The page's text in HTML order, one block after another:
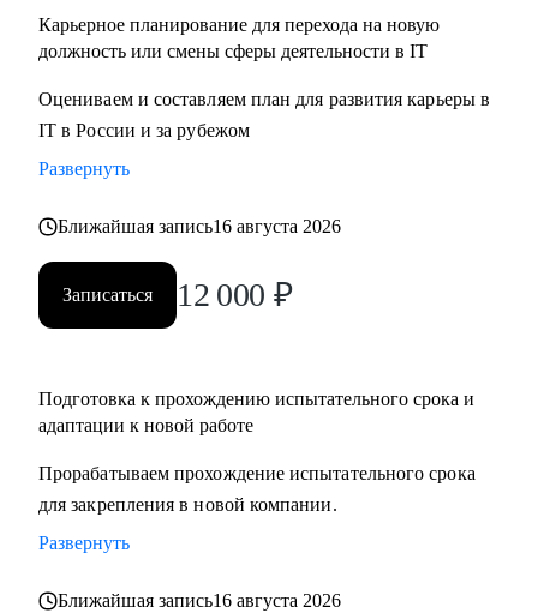
Карьерное планирование для перехода на новую
должность или смены сферы деятельности в IT
Оцениваем и составляем план для развития карьеры в
IT в России и за рубежом
Развернуть
Ближайшая запись16 августа 2026
Записаться 12 000 ₽
Подготовка к прохождению испытательного срока и
адаптации к новой работе
Прорабатываем прохождение испытательного срока
для закрепления в новой компании.
Развернуть
Ближайшая запись16 августа 2026